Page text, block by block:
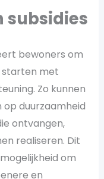
subsidies
bewoners om
starten met
Zo kunnen
duurzaamheid
ontvangen,
realiseren​. Dit
om
en